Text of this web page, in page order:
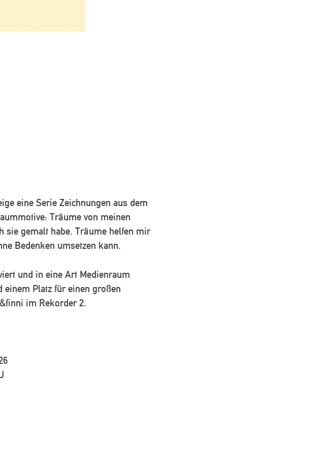
eine Serie Zeichnungen aus dem
Träume von meinen
sie gemalt habe. Träume helfen mir
Bedenken umsetzen kann.
und in eine Art Medienraum
Platz für einen großen
im Rekorder 2.